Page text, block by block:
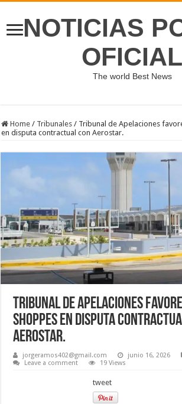
NOTICIAS
OFICIAL
The world Best News
Home / Tribunales / Tribunal de Apelaciones
en disputa contractual con Aerostar.
Tribunal de Apelaciones
Shoppes en disputa
Aerostar.
jorgeramos402@gmail.com junio 16, 2026
Leave a comment
19 Views
tweet